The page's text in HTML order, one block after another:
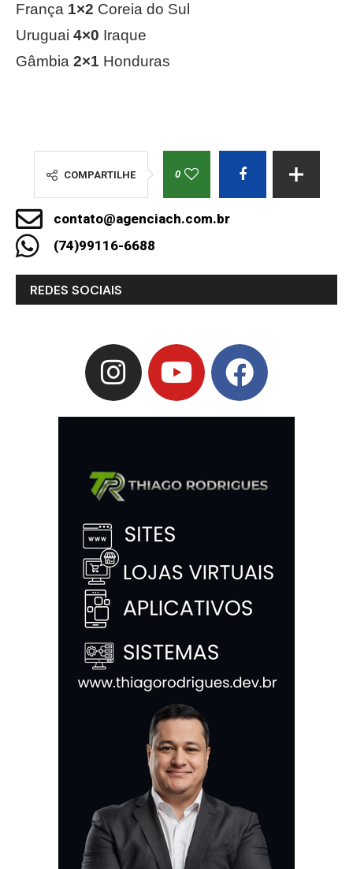
França 1×2 Coreia do Sul
Uruguai 4×0 Iraque
Gâmbia 2×1 Honduras
COMPARTILHE 0
contato@agenciach.com.br
(74)99116-6688
REDES SOCIAIS